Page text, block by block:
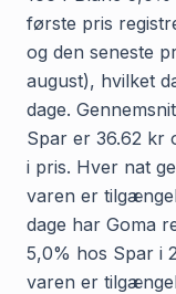
første pris
og den seneste
august), hvilket
dage.
Spar er 36.62 kr
i pris. Hver nat
varen er
dage har Goma
5,0% hos Spar i
varen er